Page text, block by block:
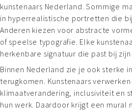
kunstenaars Nederland. Sommige
in hyperrealistische portretten die
Anderen kiezen voor abstracte
of speelse typografie. Elke
herkenbare signatuur die past bij zijn
Binnen Nederland zie je ook sterke
terugkomen. Kunstenaars
klimaatverandering, inclusiviteit en
hun werk. Daardoor krijgt een mural